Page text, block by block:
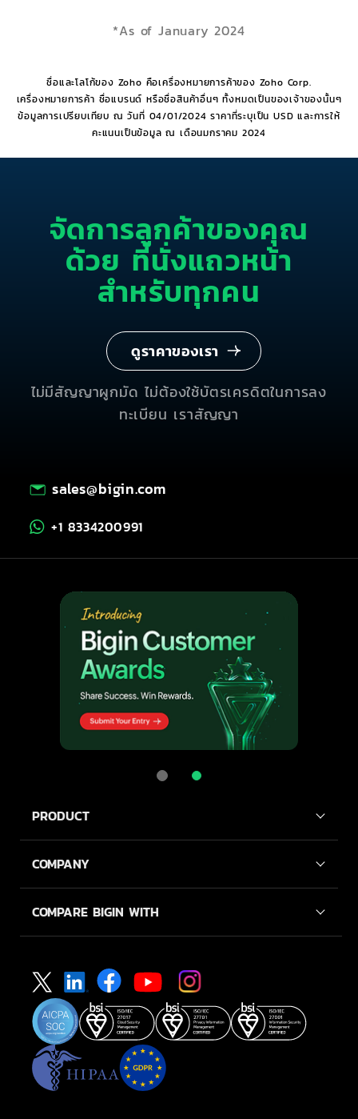
ชื่อและโลโก้ของ Zoho คือเครื่องหมายการค้าของ Zoho Corp.
เครื่องหมายการค้า ชื่อแบรนด์ หรือชื่อสินค้าอื่นๆ ทั้งหมดเป็นของเจ้าของนั้นๆ
ข้อมูลการเปรียบเทียบ ณ วันที่ 04/01/2024 ราคาที่ระบุเป็น USD และการให้
คะแนนเป็นข้อมูล ณ เดือนมกราคม 2024
จัดการลูกค้าของคุณ
ด้วย ที่นั่งแถวหน้า
สำหรับทุกคน
ดูราคาของเรา
ไม่มีสัญญาผูกมัด ไม่ต้องใช้บัตรเครดิตในการลง
ทะเบียน เราสัญญา
sales@bigin.com
+1 8334200991
PRODUCT
COMPANY
COMPARE BIGIN WITH